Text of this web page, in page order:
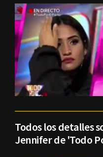
Todos los detalles
Jennifer de 'Todo